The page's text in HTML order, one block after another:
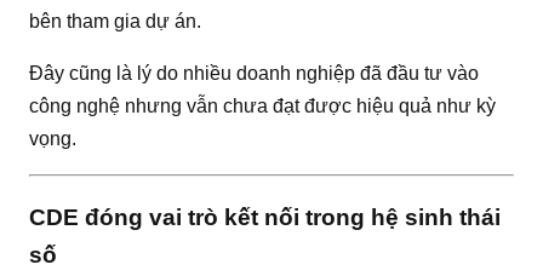
bên tham gia dự án.
Đây cũng là lý do nhiều doanh nghiệp đã đầu tư vào
công nghệ nhưng vẫn chưa đạt được hiệu quả như kỳ
vọng.
CDE đóng vai trò kết nối trong hệ sinh thái
số